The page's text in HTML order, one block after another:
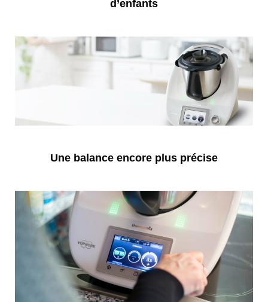
d’enfants
Une balance encore plus précise